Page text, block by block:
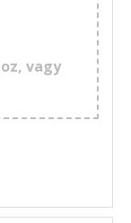
vagy